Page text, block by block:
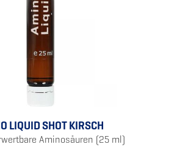
LIQUID SHOT KIRSCH
Aminosäuren (25 ml)